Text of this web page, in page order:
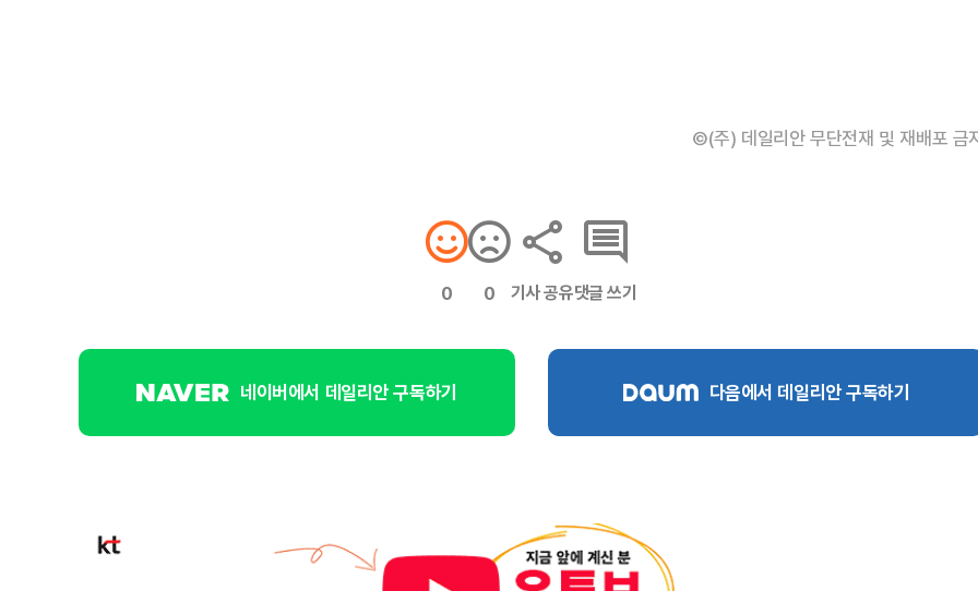
©(주) 데일리안 무단전재 및 재배포 금
0 0 기사 공유댓글 쓰기
네이버에서 데일리안 구독하기 다음에서 데일리안 구독하기